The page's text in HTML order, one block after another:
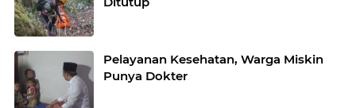
Pelayanan Kesehatan, Warga Miskin
Punya Dokter